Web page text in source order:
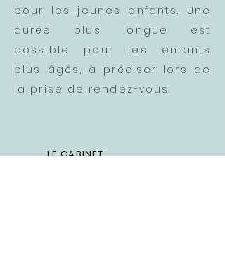
pour les jeunes enfants. Une
durée plus longue est
possible pour les enfants
plus âgés, à préciser lors de
la prise de rendez-vous.
LE CABINET